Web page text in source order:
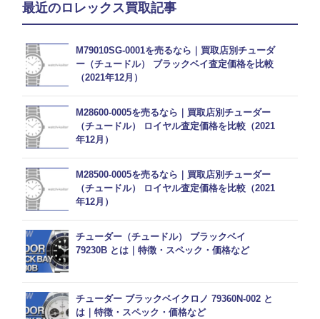
最近のロレックス買取記事
M79010SG-0001を売るなら｜買取店別チューダ
ー（チュードル） ブラックベイ査定価格を比較
（2021年12月）
M28600-0005を売るなら｜買取店別チューダー
（チュードル） ロイヤル査定価格を比較（2021
年12月）
M28500-0005を売るなら｜買取店別チューダー
（チュードル） ロイヤル査定価格を比較（2021
年12月）
チューダー（チュードル） ブラックベイ
79230B とは｜特徴・スペック・価格など
チューダー ブラックベイクロノ 79360N-002 と
は｜特徴・スペック・価格など